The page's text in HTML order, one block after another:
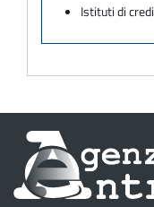
Istituti di
sul